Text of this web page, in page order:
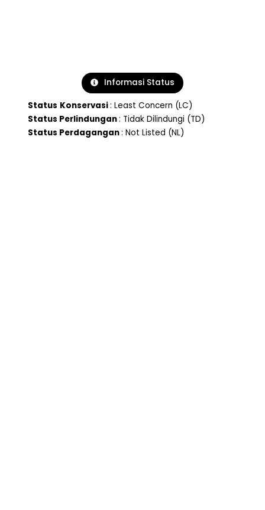
Informasi Status
Status Konservasi: Least Concern (LC)
Status Perlindungan: Tidak Dilindungi (TD)
Status Perdagangan: Not Listed (NL)